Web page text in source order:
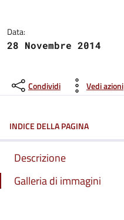
Data:
28 Novembre 2014
Condividi Vedi azioni
INDICE DELLA PAGINA
Descrizione
Galleria di immagini